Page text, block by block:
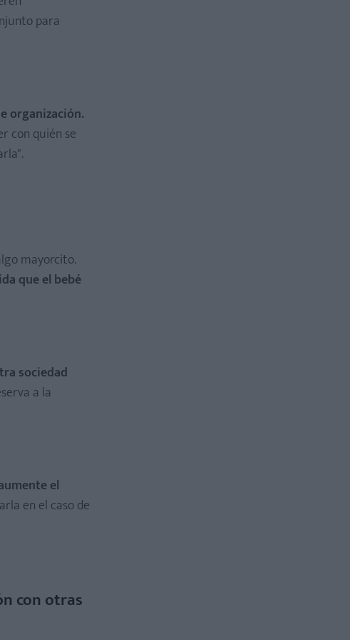
para
organización.
con quién se
mayorcito.
que el bebé
sociedad
a la
el
en el caso de
con otras